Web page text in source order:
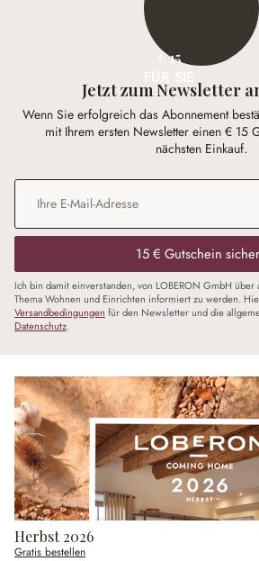
€ 15
Jetzt zum Newsletter
Wenn Sie erfolgreich das Abonnement
mit Ihrem ersten Newsletter einen € 15
nächsten Einkauf.
E-Mail-Adresse
15 € Gutschein
Ich bin damit einverstanden, von LOBERON GmbH über
Thema Wohnen und Einrichten informiert zu werden.
Versandbedingungen für den Newsletter und die
Datenschutz.
Herbst 2026
Gratis bestellen